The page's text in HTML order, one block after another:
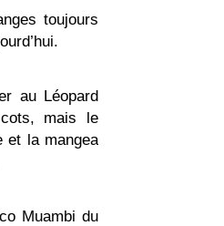
toujours
au Léopard
mais le
et la mangea
Muambi du